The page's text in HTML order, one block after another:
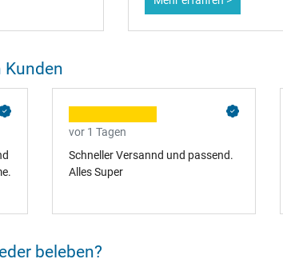
Kunden
vor 1 Tagen
Schneller Versannd und passend.
Alles Super
beleben?